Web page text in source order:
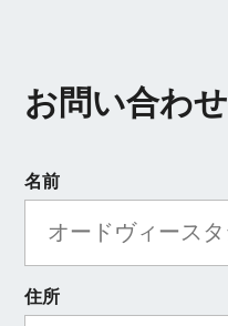
お問い合わせ
名前
住所